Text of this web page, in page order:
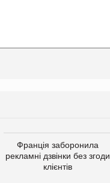
Франція заборонила
рекламні дзвінки без згоди
клієнтів